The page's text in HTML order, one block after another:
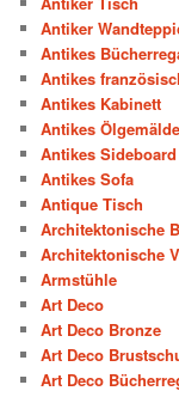
Antiker
Antikes
Antikes
Antikes Kabinett
Antikes Ölgemälde
Antikes Sideboard
Antikes Sofa
Antique Tisch
Architektonische
Architektonische
Armstühle
Art Deco
Art Deco Bronze
Art Deco
Art Deco